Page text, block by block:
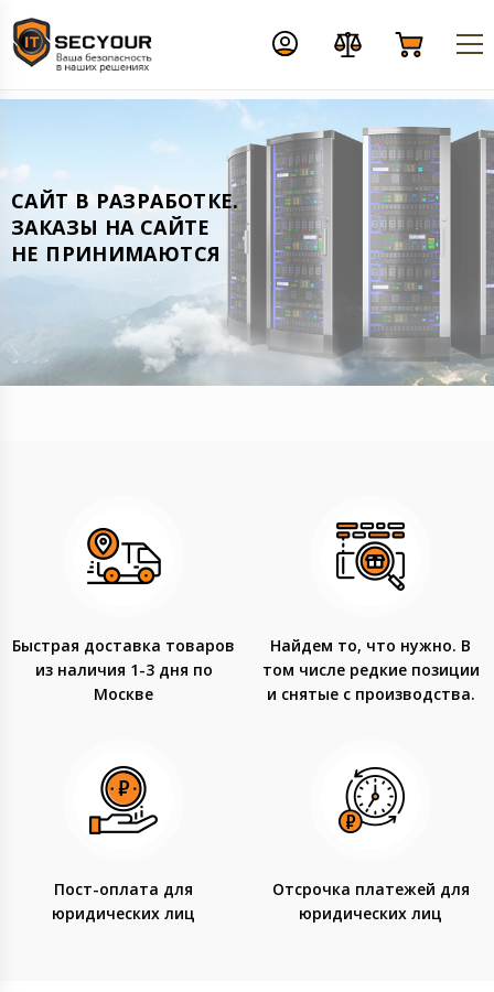
CАЙТ В РАЗРАБОТКЕ.
ЗАКАЗЫ НА САЙТЕ
НЕ ПРИНИМАЮТСЯ
Быстрая доставка товаров
из наличия 1-3 дня по
Москве
Найдем то, что нужно. В
том числе редкие позиции
и снятые с производства.
Пост-оплата для
юридических лиц
Отсрочка платежей для
юридических лиц